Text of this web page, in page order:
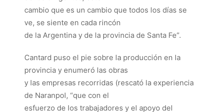
cambio que es un cambio que todos los días se
ve, se siente en cada rincón
de la Argentina y de la provincia de Santa Fe”.
Cantard puso el pie sobre la producción en la
provincia y enumeró las obras
y las empresas recorridas (rescató la experiencia
de Naranpol, “que con el
esfuerzo de los trabajadores y el apoyo del